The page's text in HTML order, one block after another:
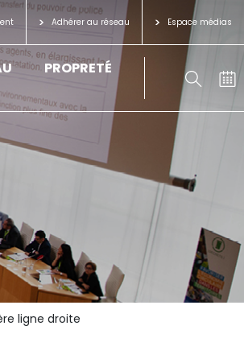
Adhérer au réseau Espace médias
PROPRETÉ
ligne droite